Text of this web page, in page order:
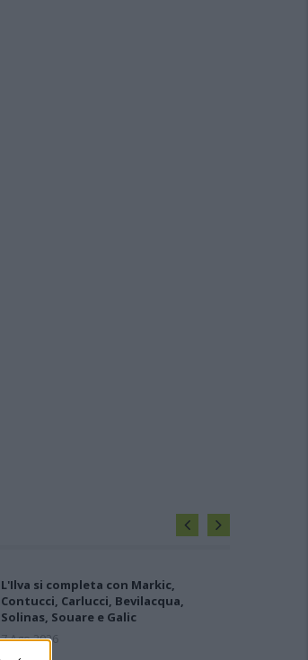
L'Ilva si completa con Markic,
Contucci, Carlucci, Bevilacqua,
Solinas, Souare e Galic
7 Ago 2026